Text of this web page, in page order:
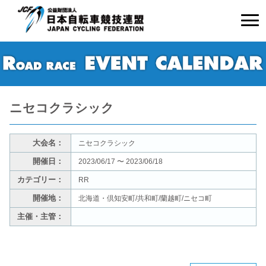
ニセコクラシック
大会名： ニセコクラシック
開催日： 2023/06/17 〜 2023/06/18
カテゴリー： RR
開催地： 北海道・倶知安町/共和町/蘭越町/ニセコ町
主催・主管：